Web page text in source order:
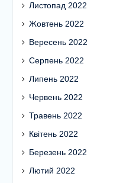
Листопад 2022
Жовтень 2022
Вересень 2022
Серпень 2022
Липень 2022
Червень 2022
Травень 2022
Квітень 2022
Березень 2022
Лютий 2022